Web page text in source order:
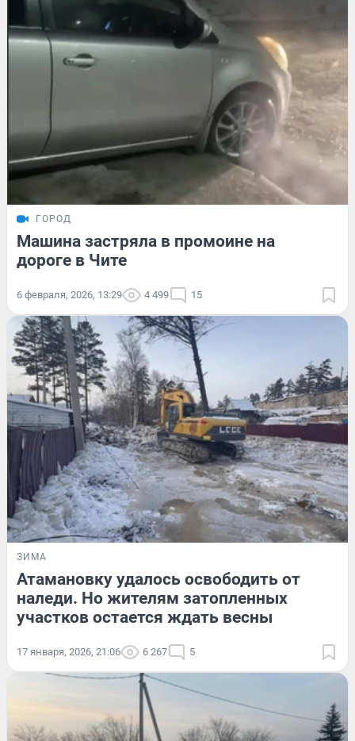
ГОРОД
Машина застряла в промоине на
дороге в Чите
6 февраля, 2026, 13:29 4 499 15
ЗИМА
Атамановку удалось освободить от
наледи. Но жителям затопленных
участков остается ждать весны
17 января, 2026, 21:06 6 267 5